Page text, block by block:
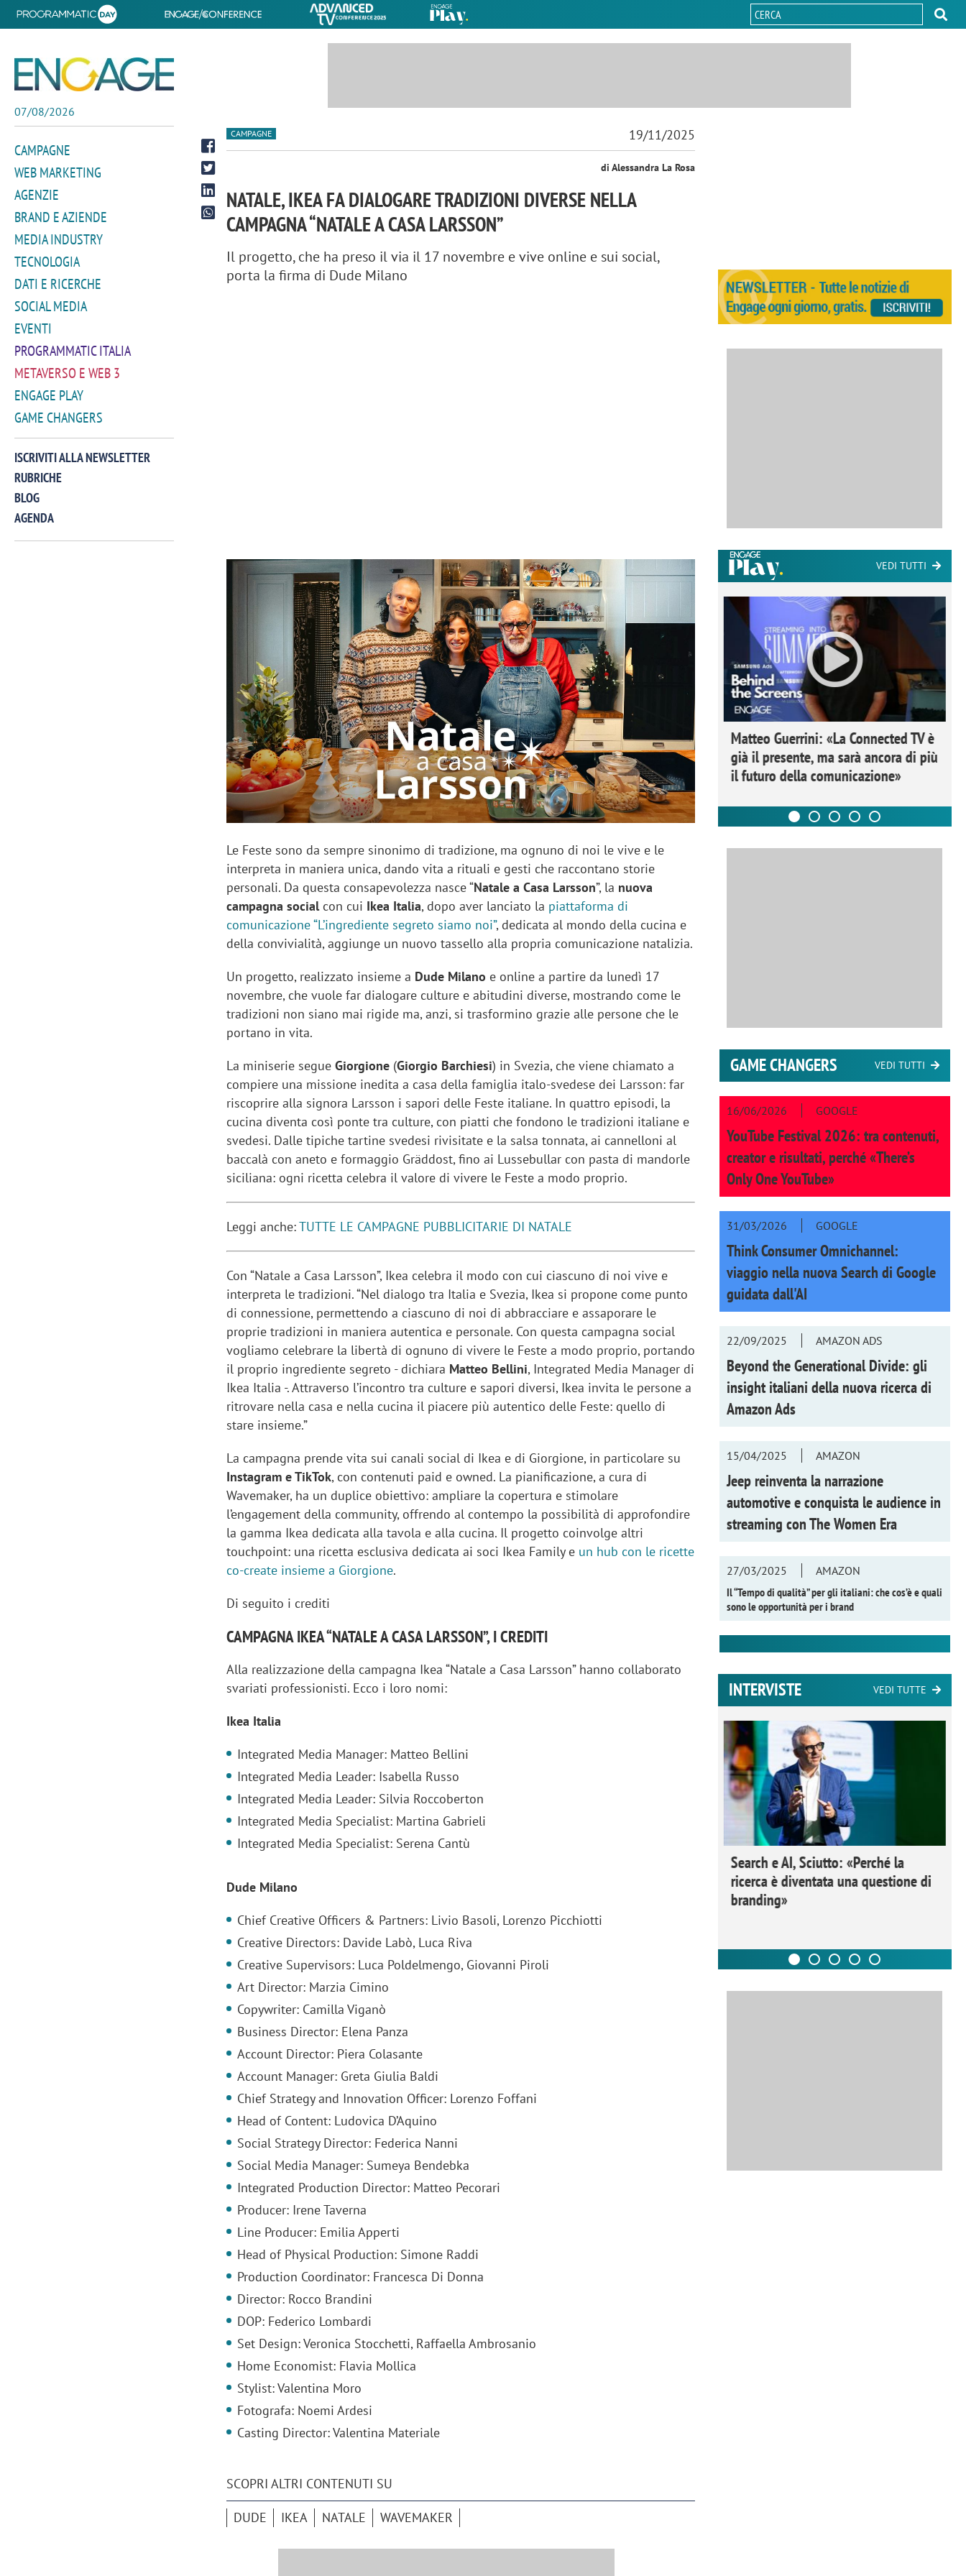
07/08/2026
CAMPAGNE
WEB MARKETING
AGENZIE
BRAND E AZIENDE
MEDIA INDUSTRY
TECNOLOGIA
DATI E RICERCHE
SOCIAL MEDIA
EVENTI
PROGRAMMATIC ITALIA
METAVERSO E WEB 3
ENGAGE PLAY
GAME CHANGERS
ISCRIVITI ALLA NEWSLETTER
RUBRICHE
BLOG
AGENDA
CAMPAGNE 19/11/2025
di Alessandra La Rosa
NATALE, IKEA FA DIALOGARE TRADIZIONI DIVERSE NELLA
CAMPAGNA “NATALE A CASA LARSSON”
Il progetto, che ha preso il via il 17 novembre e vive online e sui social,
porta la firma di Dude Milano
Le Feste sono da sempre sinonimo di tradizione, ma ognuno di noi le vive e le
interpreta in maniera unica, dando vita a rituali e gesti che raccontano storie
personali. Da questa consapevolezza nasce “Natale a Casa Larsson”, la nuova
campagna socialcon cui Ikea Italia, dopo aver lanciato la piattaforma di
comunicazione “L’ingrediente segreto siamo noi”, dedicata al mondo della cucina e
della convivialità, aggiunge un nuovo tassello alla propria comunicazione natalizia.
Un progetto, realizzato insieme a Dude Milano e online a partire da lunedì 17
novembre, che vuole far dialogare culture e abitudini diverse, mostrando come le
tradizioni non siano mai rigide ma, anzi, si trasformino grazie alle persone che le
portano in vita.
La miniserie segueGiorgione (Giorgio Barchiesi) in Svezia, che viene chiamato a
compiere una missione inedita a casa della famiglia italo-svedese dei Larsson: far
riscoprire alla signora Larsson i sapori delle Feste italiane. In quattro episodi, la
cucina diventa così ponte tra culture, con piatti che fondono le tradizioni italiane e
svedesi. Dalle tipiche tartine svedesi rivisitate e la salsa tonnata, ai cannelloni al
baccalà con aneto e formaggio Gräddost, fino ai Lussebullar con pasta di mandorle
siciliana: ogni ricetta celebra il valore di vivere le Feste a modo proprio.
Leggi anche:TUTTE LE CAMPAGNE PUBBLICITARIE DI NATALE
Con “Natale a Casa Larsson”, Ikea celebra il modo con cui ciascuno di noi vive e
interpreta le tradizioni. “Nel dialogo tra Italia e Svezia, Ikea si propone come punto
di connessione, permettendo a ciascuno di noi di abbracciare e assaporare le
proprie tradizioni in maniera autentica e personale. Con questa campagna social
vogliamo celebrare la libertà di ognuno di vivere le Feste a modo proprio, portando
il proprio ingrediente segreto - dichiara Matteo Bellini, Integrated Media Manager di
Ikea Italia -. Attraverso l’incontro tra culture e sapori diversi, Ikea invita le persone a
ritrovare nella casa e nella cucina il piacere più autentico delle Feste: quello di
stare insieme.”
La campagna prende vita sui canali social di Ikea e di Giorgione, in particolare su
Instagram e TikTok, con contenuti paid e owned. La pianificazione, a cura di
Wavemaker, ha un duplice obiettivo: ampliare la copertura e stimolare
l’engagement della community, offrendo al contempo la possibilità di approfondire
la gamma Ikea dedicata alla tavola e alla cucina. Il progetto coinvolge altri
touchpoint: una ricetta esclusiva dedicata ai soci Ikea Family e un hub con le ricette
co-create insieme a Giorgione.
Di seguito i crediti
CAMPAGNA IKEA “NATALE A CASA LARSSON”, I CREDITI
Alla realizzazione della campagna Ikea “Natale a Casa Larsson” hanno collaborato
svariati professionisti. Ecco i loro nomi:
Ikea Italia
Integrated Media Manager: Matteo Bellini
Integrated Media Leader: Isabella Russo
Integrated Media Leader: Silvia Roccoberton
Integrated Media Specialist: Martina Gabrieli
Integrated Media Specialist: Serena Cantù
Dude Milano
Chief Creative Officers & Partners: Livio Basoli, Lorenzo Picchiotti
Creative Directors: Davide Labò, Luca Riva
Creative Supervisors: Luca Poldelmengo, Giovanni Piroli
Art Director: Marzia Cimino
Copywriter: Camilla Viganò
Business Director: Elena Panza
Account Director: Piera Colasante
Account Manager: Greta Giulia Baldi
Chief Strategy and Innovation Officer: Lorenzo Foffani
Head of Content: Ludovica D’Aquino
Social Strategy Director: Federica Nanni
Social Media Manager: Sumeya Bendebka
Integrated Production Director: Matteo Pecorari
Producer: Irene Taverna
Line Producer: Emilia Apperti
Head of Physical Production: Simone Raddi
Production Coordinator: Francesca Di Donna
Director: Rocco Brandini
DOP: Federico Lombardi
Set Design: Veronica Stocchetti, Raffaella Ambrosanio
Home Economist: Flavia Mollica
Stylist: Valentina Moro
Fotografa: Noemi Ardesi
Casting Director: Valentina Materiale
SCOPRI ALTRI CONTENUTI SU
DUDE IKEA NATALE WAVEMAKER
VEDI TUTTI
Manassero, Samsung Ads: «Con Total
Perez, Samsung Ads: «L'Italia è un
mercato strategico e continuerà a
crescere»
Networking agli eventi: come la
startup Kicè punta a eliminare lo
"spreco di relazioni"
Matteo Guerrini: «La Connected TV è
già il presente, ma sarà ancora di più
il futuro della comunicazione»
GAME CHANGERS VEDI TUTTI
16/06/2026 GOOGLE
YouTube Festival 2026: tra contenuti,
creator e risultati, perché «There’s
Only One YouTube»
31/03/2026 GOOGLE
Think Consumer Omnichannel:
viaggio nella nuova Search di Google
guidata dall'AI
22/09/2025 AMAZON ADS
Beyond the Generational Divide: gli
insight italiani della nuova ricerca di
Amazon Ads
15/04/2025 AMAZON
Jeep reinventa la narrazione
automotive e conquista le audience in
streaming conThe Women Era
27/03/2025
AMAZON
Il “Tempo di qualità” per gli italiani: che cos’è e quali
sono le opportunità per i brand
INTERVISTE VEDI TUTTE
comunicazione crea un brand food:
«La creatività resta centrale, l’AI deve
tradurli in azioni»
Search e AI, Sciutto: «Perché la
ricerca è diventata una questione di
branding»